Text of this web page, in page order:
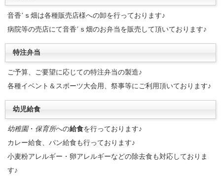
音香’ｓ畑は各種販売店様への卸を行っております♪
病院等の売店にて音香’ｓ畑のお弁当を販売して頂いております♪
特注弁当
ご予算、ご要望に応じての特注弁当の製造♪
各種イベント＆スポーツ大会用、祭事等にご利用頂いております♪
幼児給食
幼稚園・ 保育所への給食を行っております♪
カレー給食、パン給食も行っております♪
小麦粉アレルギー・卵アレルギーなどの除去食も対応しておりま
す♪